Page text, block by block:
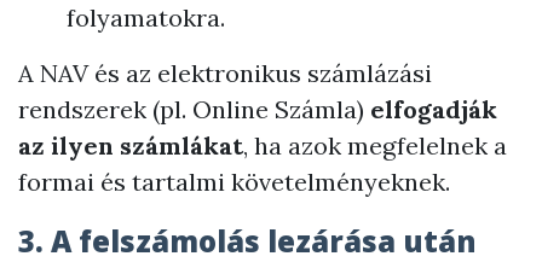
folyamatokra.
A NAV és az elektronikus számlázási
rendszerek (pl. Online Számla) elfogadják
az ilyen számlákat, ha azok megfelelnek a
formai és tartalmi követelményeknek.
3. A felszámolás lezárása után